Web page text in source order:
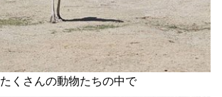
たくさんの動物たちの中で